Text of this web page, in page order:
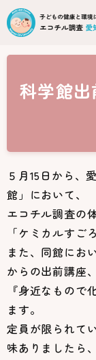
グ
ロ
バ
ョ
ン
へ
本
文
ロ
ー
ル
ン
へ
フ
ッ
ー
科学館
５月15日から、
館」において、
エコチル調査の
「ケミカルすご
また、同館にお
からの出前講座、
『身近なもの
ます。
定員が限られて
味ありましたら